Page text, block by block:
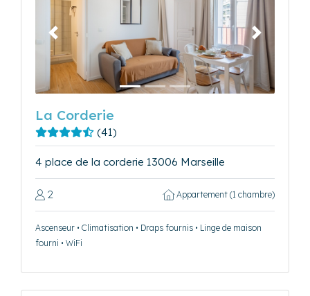
Précédent Suivant
La Corderie
(41)
4 place de la corderie 13006 Marseille
2 Appartement (1 chambre)
Ascenseur • Climatisation • Draps fournis • Linge de maison
fourni • WiFi